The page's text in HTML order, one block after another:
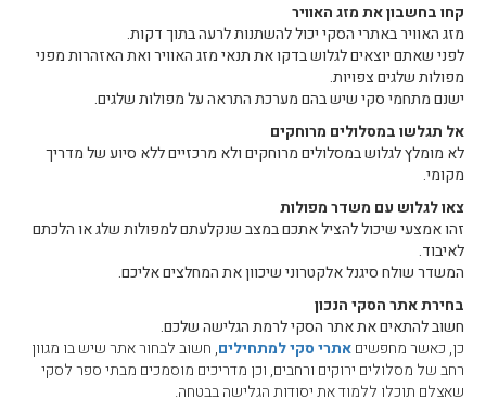
קחו בחשבון את מזג האוויר
מזג האוויר באתרי הסקי יכול להשתנות לרעה בתוך דקות.
לפני שאתם יוצאים לגלוש בדקו את תנאי מזג האוויר ואת האזהרות מפני
מפולות שלגים צפויות.
ישנם מתחמי סקי שיש בהם מערכת התראה על מפולות שלגים.
אל תגלשו במסלולים מרוחקים
לא מומלץ לגלוש במסלולים מרוחקים ולא מרכזיים ללא סיוע של מדריך
מקומי.
צאו לגלוש עם משדר מפולות
זהו אמצעי שיכול להציל אתכם במצב שנקלעתם למפולות שלג או הלכתם
לאיבוד.
המשדר שולח סיגנל אלקטרוני שיכוון את המחלצים אליכם.
בחירת אתר הסקי הנכון
חשוב להתאים את אתר הסקי לרמת הגלישה שלכם.
כן, כאשר מחפשיםאתרי סקי למתחילים, חשוב לבחור אתר שיש בו מגוון
רחב של מסלולים ירוקים ורחבים, וכן מדריכים מוסמכים מבתי ספר לסקי
שאצלם תוכלו ללמוד את יסודות הגלישה בבטחה.